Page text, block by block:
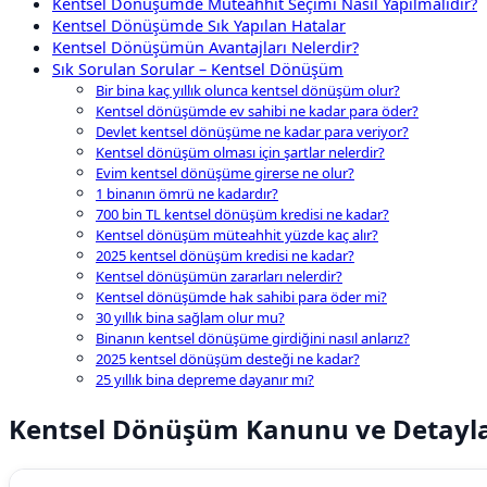
Kentsel Dönüşümde Sık Yapılan Hatalar
Kentsel Dönüşümün Avantajları Nelerdir?
Sık Sorulan Sorular – Kentsel Dönüşüm
Bir bina kaç yıllık olunca kentsel dönüşüm olur?
Kentsel dönüşümde ev sahibi ne kadar para öder?
Devlet kentsel dönüşüme ne kadar para veriyor?
Kentsel dönüşüm olması için şartlar nelerdir?
Evim kentsel dönüşüme girerse ne olur?
1 binanın ömrü ne kadardır?
700 bin TL kentsel dönüşüm kredisi ne kadar?
Kentsel dönüşüm müteahhit yüzde kaç alır?
2025 kentsel dönüşüm kredisi ne kadar?
Kentsel dönüşümün zararları nelerdir?
Kentsel dönüşümde hak sahibi para öder mi?
30 yıllık bina sağlam olur mu?
Binanın kentsel dönüşüme girdiğini nasıl anlarız?
2025 kentsel dönüşüm desteği ne kadar?
25 yıllık bina depreme dayanır mı?
Kentsel Dönüşüm Kanunu ve